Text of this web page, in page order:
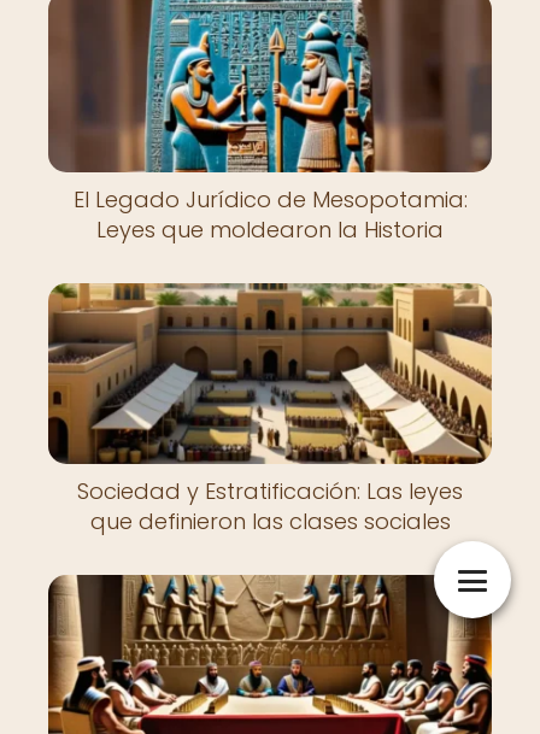
El Legado Jurídico de Mesopotamia:
Leyes que moldearon la Historia
Sociedad y Estratificación: Las leyes
que definieron las clases sociales